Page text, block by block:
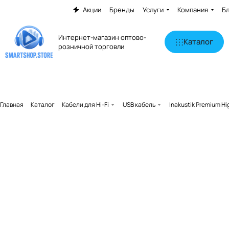
Акции Бренды Услуги Компания
Интернет-магазин оптово-
розничной торговли
Каталог
Главная Каталог Кабели для Hi-Fi USB кабель Inakustik Premium